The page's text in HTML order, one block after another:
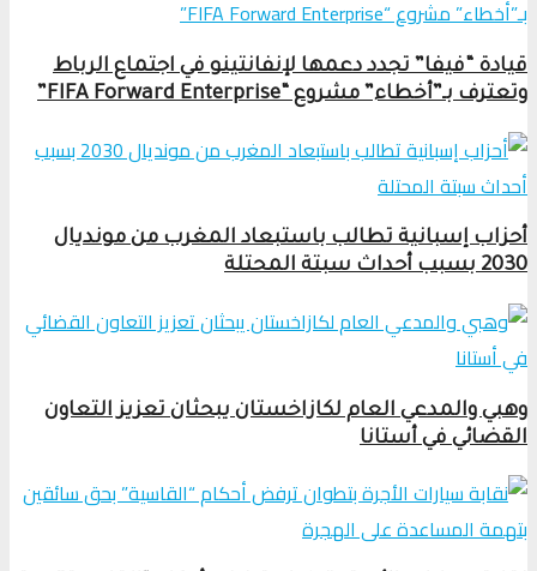
قيادة “فيفا” تجدد دعمها لإنفانتينو في اجتماع الرباط
وتعترف بـ”أخطاء” مشروع “FIFA Forward Enterprise”
أحزاب إسبانية تطالب باستبعاد المغرب من مونديال
2030 بسبب أحداث سبتة المحتلة
وهبي والمدعي العام لكازاخستان يبحثان تعزيز التعاون
القضائي في أستانا